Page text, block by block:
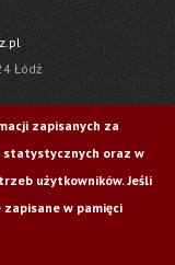
Łódź
zapisanych za
statystycznych oraz w
użytkowników. Jeśli
w pamięci